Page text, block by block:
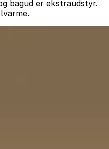
bagud er ekstraudstyr.